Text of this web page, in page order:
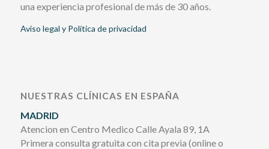
una experiencia profesional de más de 30 años.
Aviso legal y Política de privacidad
NUESTRAS CLÍNICAS EN ESPAÑA
MADRID
Atencion en Centro Medico Calle Ayala 89, 1A
Primera consulta gratuita con cita previa (online o